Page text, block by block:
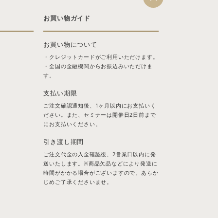
お買い物ガイド
お買い物について
・クレジットカードがご利用いただけます。
・全国の金融機関からお振込みいただけま
す。
支払い期限
ご注文確認通知後、1ヶ月以内にお支払いく
ださい。また、セミナーは開催日2日前まで
にお支払いください。
引き渡し期間
ご注文代金の入金確認後、2営業日以内に発
送いたします。※商品欠品などにより発送に
時間がかかる場合がございますので、あらか
じめご了承くださいませ。